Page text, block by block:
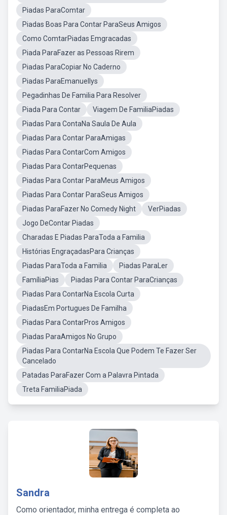
Piadas ParaComtar
Piadas Boas Para Contar ParaSeus Amigos
Como ComtarPiadas Emgracadas
Piada ParaFazer as Pessoas Rirem
Piadas ParaCopiar No Caderno
Piadas ParaEmanuellys
Pegadinhas De Familia Para Resolver
Piada Para Contar
Viagem De FamiliaPiadas
Piadas Para ContaNa Saula De Aula
Piadas Para Contar ParaAmigas
Piadas Para ContarCom Amigos
Piadas Para ContarPequenas
Piadas Para Contar ParaMeus Amigos
Piadas Para Contar ParaSeus Amigos
Piadas ParaFazer No Comedy Night
VerPiadas
Jogo DeContar Piadas
Charadas E Piadas ParaToda a Familia
Histórias EngraçadasPara Crianças
Piadas ParaToda a Familia
Piadas ParaLer
FamíliaPias
Piadas Para Contar ParaCrianças
Piadas Para ContarNa Escola Curta
PiadasEm Portugues De Familha
Piadas Para ContarPros Amigos
Piadas ParaAmigos No Grupo
Piadas Para ContarNa Escola Que Podem Te Fazer Ser
Cancelado
Patadas ParaFazer Com a Palavra Pintada
Treta FamiliaPiada
Sandra
Como orientador, minha entrega é completa ao